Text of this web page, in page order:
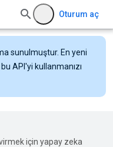
Oturum aç
sunulmuştur. En yeni
API'yi kullanmanızı
için yapay zeka